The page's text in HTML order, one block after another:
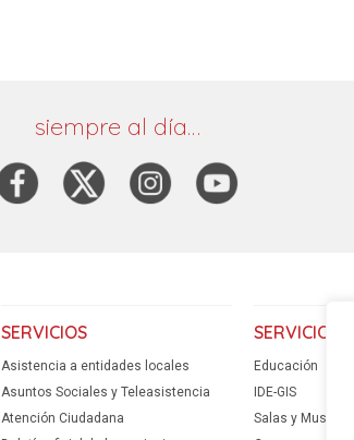
siempre al día…
SERVICIOS
Asistencia a entidades locales
Asuntos Sociales y Teleasistencia
Atención Ciudadana
SERVICIOS
Educación
IDE-GIS
Salas y Museos